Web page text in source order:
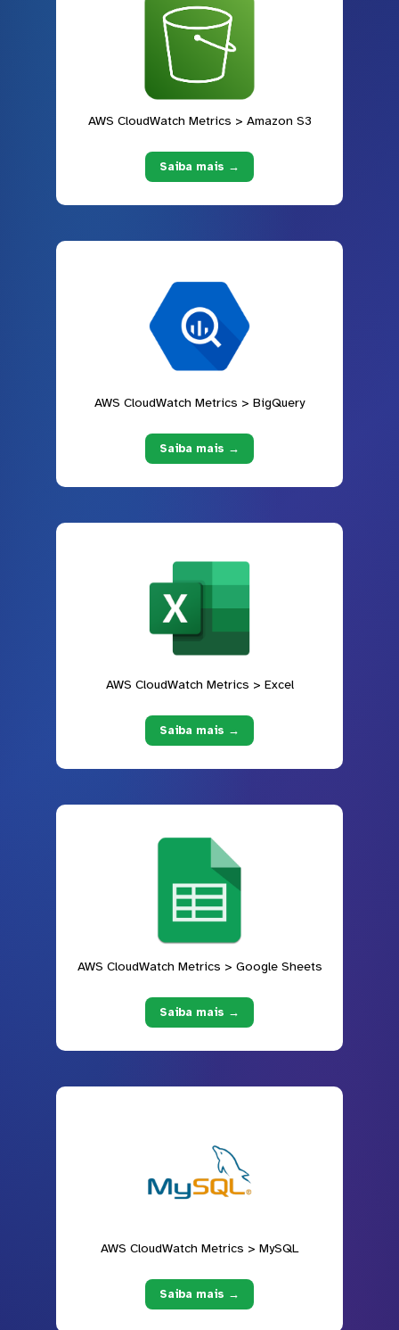
AWS CloudWatch Metrics > Amazon S3
Saiba mais →
AWS CloudWatch Metrics > BigQuery
Saiba mais →
AWS CloudWatch Metrics > Excel
Saiba mais →
AWS CloudWatch Metrics > Google Sheets
Saiba mais →
AWS CloudWatch Metrics > MySQL
Saiba mais →